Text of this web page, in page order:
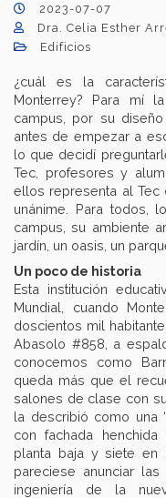
2023-07-07
Dra. Celia Esther
Edificios
¿cuál es la
Monterrey? Para mí
campus, por su
antes de empezar a
lo que decidí
Tec, profesores y
ellos representa al Tec
unánime. Para todos,
campus, su ambiente
jardín, un oasis, un
Un poco de historia
Esta institución
Mundial, cuando
doscientos mil
Abasolo #858, a
conocemos como
queda más que el
salones de clase con
la describió como una
con fachada
planta baja y siete en
pareciese anunciar
ingeniería de la